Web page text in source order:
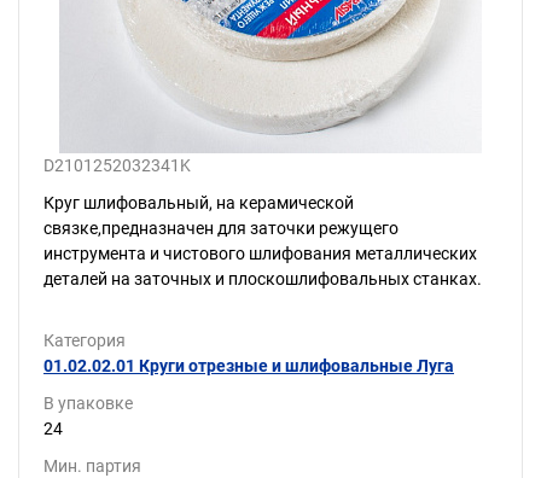
D2101252032341K
Круг шлифовальный, на керамической
связке,предназначен для заточки режущего
инструмента и чистового шлифования металлических
деталей на заточных и плоскошлифовальных станках.
Категория
01.02.02.01 Круги отрезные и шлифовальные Луга
В упаковке
24
Мин. партия